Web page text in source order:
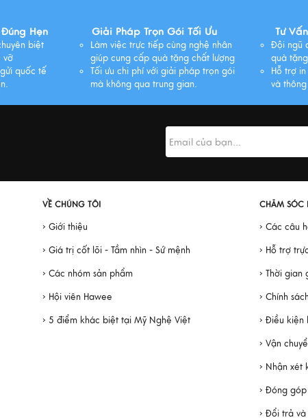
Hẹn
biệt
vỡ
quốc tế
Giải Pháp Trọn Gói Tối Ưu
Làm việc trực tiếp cùng nghệ nhân
giúp cung cấp quà tặng chất lượng
Tối ưu chi phí với giải pháp trọn gói
mà không qua trung gian.
Tư
Đội ngũ
quà
Hỗ trợ
và
VỀ CHÚNG TÔI
› Giới thiệu
› Giá trị cốt lõi - Tầm nhìn - Sứ mệnh
› Các nhóm sản phẩm
› Hội viên Hawee
› 5 điểm khác biệt tại Mỹ Nghệ Việt
CHĂM SÓC
› Các câu
› Hỗ trợ
› Thời gian
› Chính
› Điều kiện
› Vận
› Nhận xét
› Đóng
› Đổi trả